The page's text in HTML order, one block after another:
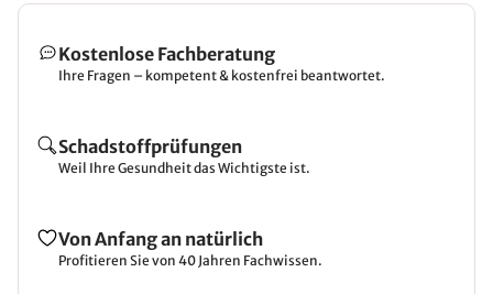
Kostenlose Fachberatung
Ihre Fragen – kompetent & kostenfrei beantwortet.
Schadstoffprüfungen
Weil Ihre Gesundheit das Wichtigste ist.
Von Anfang an natürlich
Profitieren Sie von 40 Jahren Fachwissen.